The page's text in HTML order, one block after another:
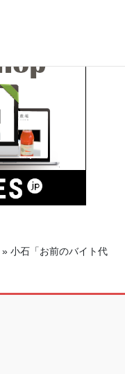
» 小石「お前のバイト代